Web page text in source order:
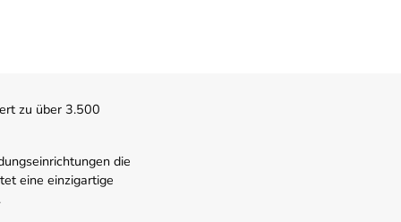
zu über 3.500
die
eine einzigartige